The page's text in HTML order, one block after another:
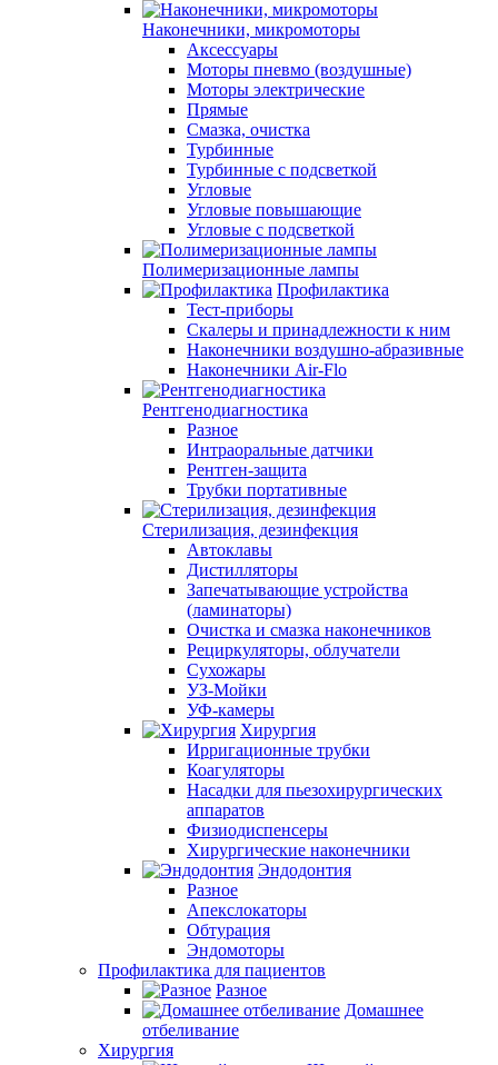
Наконечники, микромоторы
Аксессуары
Моторы пневмо (воздушные)
Моторы электрические
Прямые
Смазка, очистка
Турбинные
Турбинные с подсветкой
Угловые
Угловые повышающие
Угловые с подсветкой
Полимеризационные лампы
Профилактика
Тест-приборы
Скалеры и принадлежности к ним
Наконечники воздушно-абразивные
Наконечники Air-Flo
Рентгенодиагностика
Разное
Интраоральные датчики
Рентген-защита
Трубки портативные
Стерилизация, дезинфекция
Автоклавы
Дистилляторы
Запечатывающие устройства
(ламинаторы)
Очистка и смазка наконечников
Рециркуляторы, облучатели
Сухожары
УЗ-Мойки
УФ-камеры
Хирургия
Ирригационные трубки
Коагуляторы
Насадки для пьезохирургических
аппаратов
Физиодиспенсеры
Хирургические наконечники
Эндодонтия
Разное
Апекслокаторы
Обтурация
Эндомоторы
Профилактика для пациентов
Разное
Домашнее
отбеливание
Хирургия